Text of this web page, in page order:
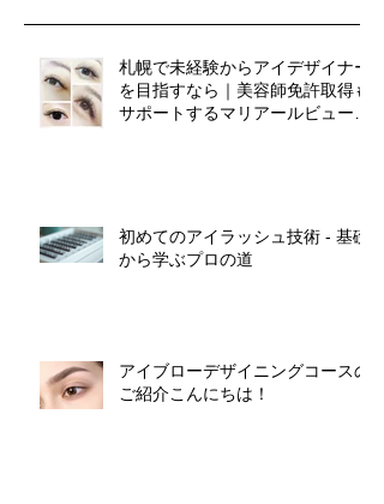
札幌で未経験からアイデザイナー
を目指すなら｜美容師免許取得も
サポートするマリアールビューテ
初めてのアイラッシュ技術 - 基礎
から学ぶプロの道
アイブローデザイニングコースの
ご紹介こんにちは！